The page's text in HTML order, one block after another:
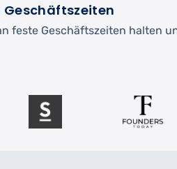
Geschäftszeiten
feste Geschäftszeiten halten